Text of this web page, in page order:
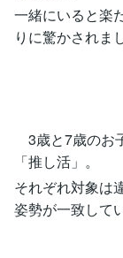
一緒にいると楽
りに驚かされま
3歳と7歳のお
「推し活」。
それぞれ対象は
姿勢が一致して